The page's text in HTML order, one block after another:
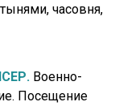
часовня,
Военно-
Посещение